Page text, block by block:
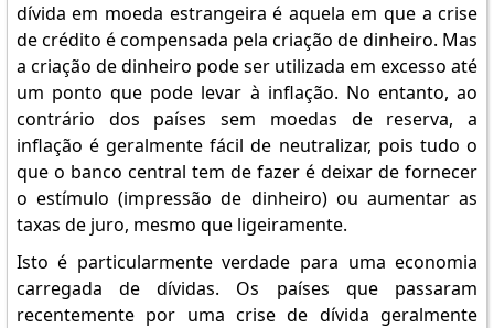
dívida em moeda estrangeira é aquela em que a crise
de crédito é compensada pela criação de dinheiro. Mas
a criação de dinheiro pode ser utilizada em excesso até
um ponto que pode levar à inflação. No entanto, ao
contrário dos países sem moedas de reserva, a
inflação é geralmente fácil de neutralizar, pois tudo o
que o banco central tem de fazer é deixar de fornecer
o estímulo (impressão de dinheiro) ou aumentar as
taxas de juro, mesmo que ligeiramente.
Isto é particularmente verdade para uma economia
carregada de dívidas. Os países que passaram
recentemente por uma crise de dívida geralmente